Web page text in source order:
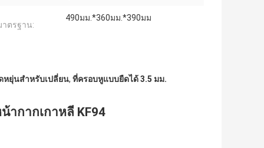
าตรฐาน:
490มม.*360มม.*390มม
หยุ่นสำหรับเปลี่ยน, ที่ครอบหูแบบยืดได้ 3.5 มม.
กากเกาหลี KF94